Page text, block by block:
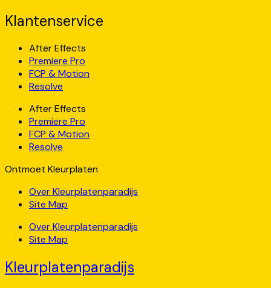
Klantenservice
After Effects
Premiere Pro
FCP & Motion
Resolve
After Effects
Premiere Pro
FCP & Motion
Resolve
Ontmoet Kleurplaten
Over Kleurplatenparadijs
Site Map
Over Kleurplatenparadijs
Site Map
Kleurplatenparadijs